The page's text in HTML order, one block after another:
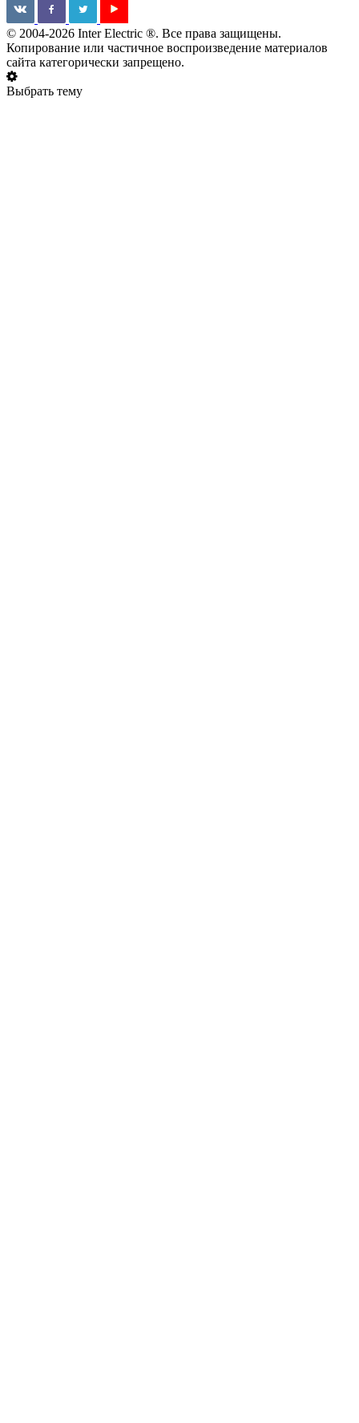
© 2004-2026 Inter Electric ®. Все права защищены.
Копирование или частичное воспроизведение материалов
сайта категорически запрещено.
Выбрать тему